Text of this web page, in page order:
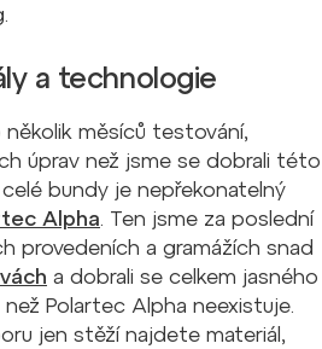
a technologie
měsíců testování,
úprav než jsme se dobrali této
bundy je nepřekonatelný
Alpha. Ten jsme za poslední
provedeních a gramážích snad
a dobrali se celkem jasného
Polartec Alpha neexistuje.
jen stěží najdete materiál,